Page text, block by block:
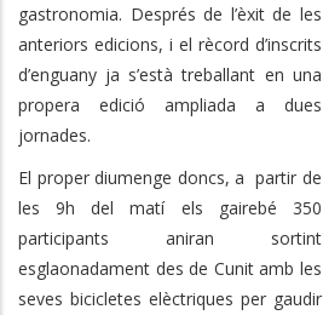
gastronomia. Després de l’èxit de les
anteriors edicions, i el rècord d’inscrits
d’enguany ja s’està treballant en una
propera edició ampliada a dues
jornades.
El proper diumenge doncs, a partir de
les 9h del matí els gairebé 350
participants aniran sortint
esglaonadament des de Cunit amb les
seves bicicletes elèctriques per gaudir